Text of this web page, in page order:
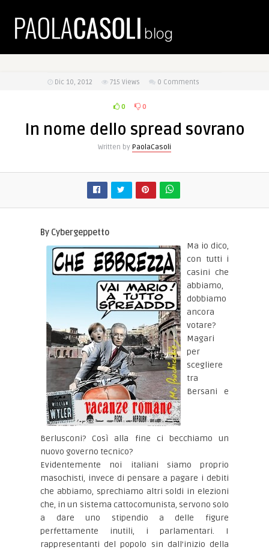
Dic 10, 2012 715 Views 0 Comments
0 0
In nome dello spread sovrano
Written by PaolaCasoli
By Cybergeppetto
Ma io dico,
con tutti i
casini che
abbiamo,
dobbiamo
ancora
votare?
Magari
per
scegliere
tra
Bersani e
Berlusconi? Così alla fine ci becchiamo un
nuovo governo tecnico?
Evidentemente noi italiani siamo proprio
masochisti, invece di pensare a pagare i debiti
che abbiamo, sprechiamo altri soldi in elezioni
che, in un sistema cattocomunista, servono solo
a dare uno stipendio a delle figure
perfettamente inutili, i parlamentari. I
rappresentanti del popolo sin dall’inizio della